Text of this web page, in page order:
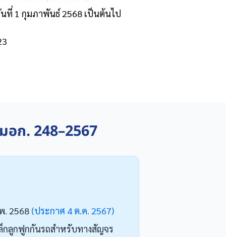
ที่ 1 กุมภาพันธ์ 2568 เป็นต้นไป
ก. 248–2567
. 2568 (ประกาศ 4 ต.ค. 2567)
กลูกฟูกกันรถสำหรับทางสัญจร